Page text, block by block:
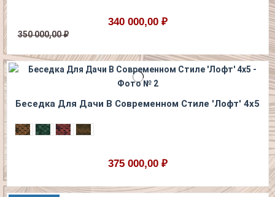
340 000,00 ₽
350 000,00 ₽
Беседка Для Дачи В Современном Стиле 'Лофт' 4х5
375 000,00 ₽